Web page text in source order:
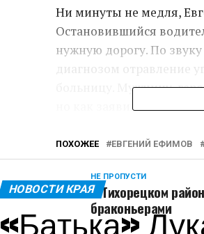
Ни минуты не медля,
Остановившийся
нужную дорогу. По
диагнозом отравление
больницу. Мужчину,
но как заявил сам
ПОХОЖЕЕ ЕВГЕНИЙ ЕФИМОВ
НЕ ПРОПУСТИ
В Тихорецком
браконьерами
НОВОСТИ КРАЯ
«Батька»